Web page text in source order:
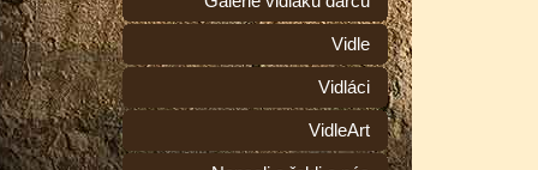
Vidle
Vidláci
VidleArt